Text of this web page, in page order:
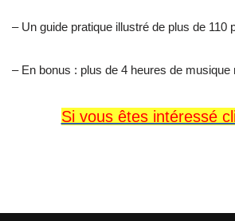
– Un guide pratique illustré de plus de 110
– En bonus : plus de 4 heures de musique
Si vous êtes intéressé